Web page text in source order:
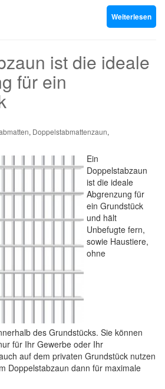
Weiterlesen
ist die ideale
für ein
, Doppelstabmattenzaun,
Ein
Doppelstabzaun
ist die ideale
Abgrenzung für
ein Grundstück
und hält
Unbefugte fern,
sowie Haustiere,
ohne
des Grundstücks. Sie können
für Ihr Gewerbe oder Ihr
auf dem privaten Grundstück nutzen
Doppelstabzaun dann für maximale